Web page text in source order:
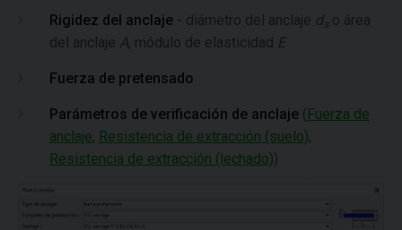
Rigidez del anclaje - diámetro del anclaje ds o área
del anclaje A, módulo de elasticidad E
Fuerza de pretensado
Parámetros de verificación de anclaje ( Fuerza de
anclaje, Resistencia de extracción (suelo),
Resistencia de extracción (lechado))